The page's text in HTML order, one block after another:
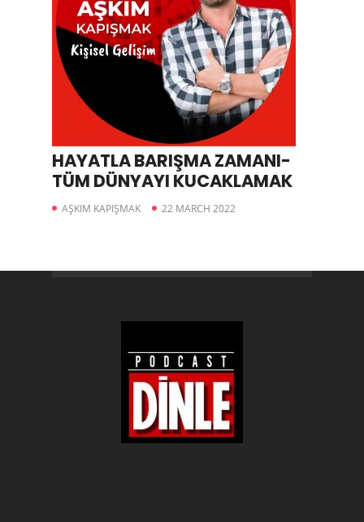
HAYATLA BARIŞMA ZAMANI-
TÜM DÜNYAYI KUCAKLAMAK
AŞKIM KAPIŞMAK 22 MARCH 2022